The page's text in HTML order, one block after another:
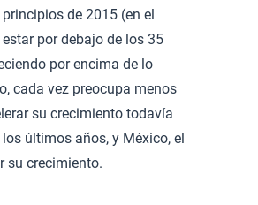
de 2015 (en el
por debajo de los 35
por encima de lo
cada vez preocupa menos
su crecimiento todavía
últimos años, y México, el
su crecimiento.